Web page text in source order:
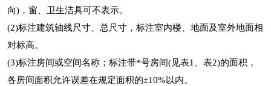
向)，窗、卫生洁具可不表示。
(2)标注建筑轴线尺寸、总尺寸，标注室内楼、地面及室外地面相
对标高。
(3)标注房间或空间名称；标注带*号房间(见表1、表2)的面积，
各房间面积允许误差在规定面积的±10%以内。